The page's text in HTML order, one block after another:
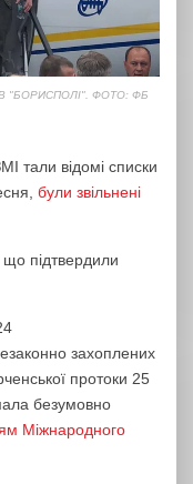
"БОРИСПОЛІ". ФОТО: ФБ
тали відомі списки
були звільнені
підтвердили
захоплених
протоки 25
безумовно
Міжнародного